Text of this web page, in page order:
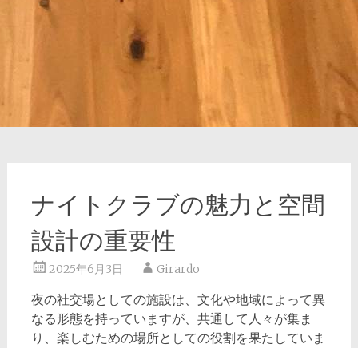
ナイトクラブの魅力と空間
設計の重要性
2025年6月3日 Girardo
夜の社交場としての施設は、文化や地域によって異
なる形態を持っていますが、共通して人々が集ま
り、楽しむための場所としての役割を果たしていま